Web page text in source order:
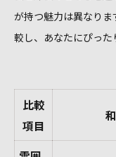
が持つ魅力は異なり
較し、あなたにぴった
比較
項目